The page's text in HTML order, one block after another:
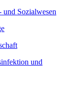
und Sozialwesen
und